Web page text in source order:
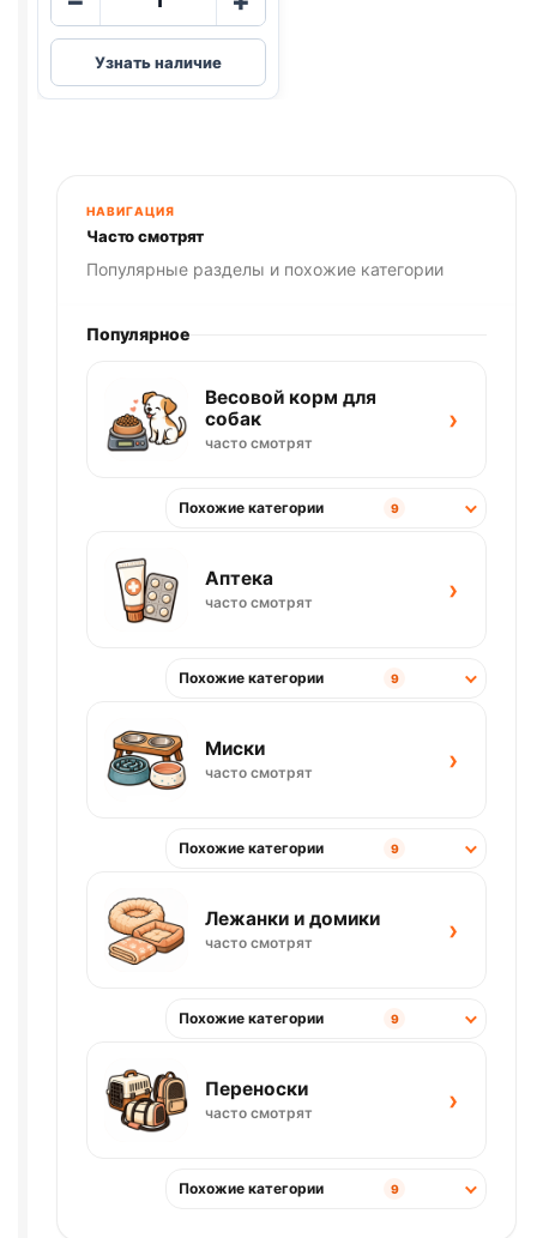
Blitz
(КУРИЦА,
ПОТРОШКИ)
Узнать наличие
НАВИГАЦИЯ
Часто смотрят
Популярные разделы и похожие категории
Популярное
Весовой корм для
собак
часто смотрят
›
Похожие категории 9
Аптека
часто смотрят ›
Похожие категории 9
Миски
часто смотрят ›
Похожие категории 9
Лежанки и домики
часто смотрят ›
Похожие категории 9
Переноски
часто смотрят ›
Похожие категории 9